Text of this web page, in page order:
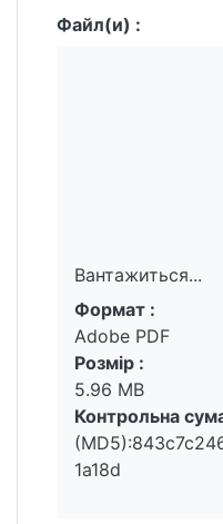
Файл(и) :
Вантажиться...
Вантажиться...
Формат :
Adobe PDF
Розмір :
5.96 MB
Контрольна
1a18d